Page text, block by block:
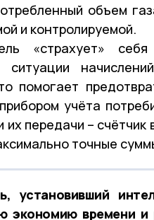
объем
и контролируемой.
«страхует»
ситуации
помогает
учёта
их передачи –
точные
установивший
экономию времени